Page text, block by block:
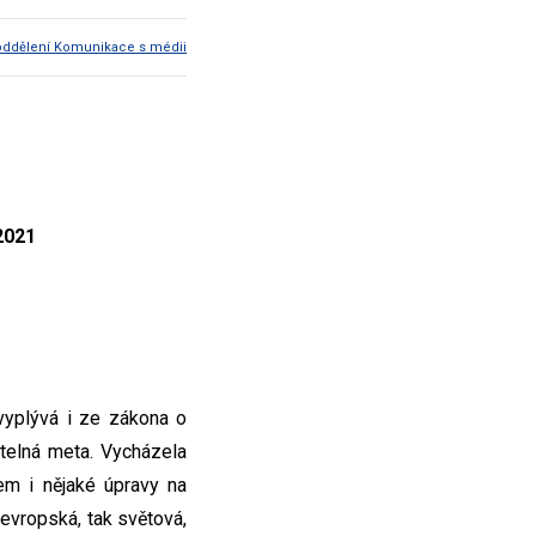
Komunikace s médii
i ze zákona o
meta. Vycházela
i nějaké úpravy na
tak světová,